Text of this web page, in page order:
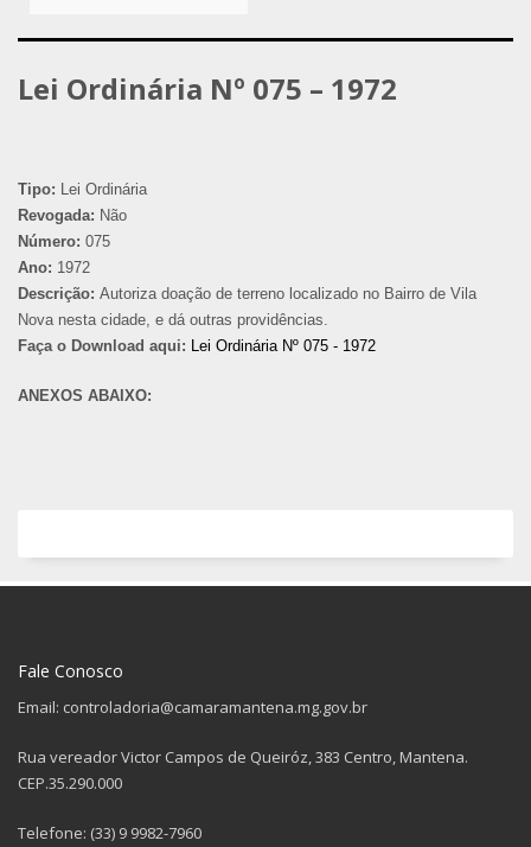
Lei Ordinária Nº 075 – 1972
Tipo: Lei Ordinária
Revogada: Não
Número: 075
Ano: 1972
Descrição: Autoriza doação de terreno localizado no Bairro de Vila
Nova nesta cidade, e dá outras providências.
Faça o Download aqui: Lei Ordinária Nº 075 - 1972
ANEXOS ABAIXO:
Fale Conosco
Email: controladoria@camaramantena.mg.gov.br
Rua vereador Victor Campos de Queiróz, 383 Centro, Mantena.
CEP.35.290.000
Telefone: (33) 9 9982-7960